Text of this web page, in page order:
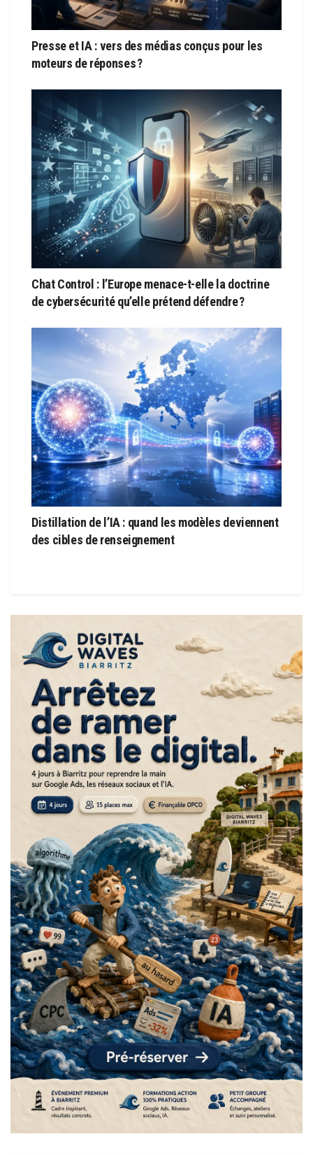
Presse et IA : vers des médias conçus pour les
moteurs de réponses ?
Chat Control : l’Europe menace-t-elle la doctrine
de cybersécurité qu’elle prétend défendre ?
Distillation de l’IA : quand les modèles deviennent
des cibles de renseignement